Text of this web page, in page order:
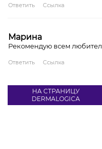
Ответить Ссылка
Марина
Рекомендую всем
Ответить Ссылка
НА СТРАНИЦУ
DERMALOGICA